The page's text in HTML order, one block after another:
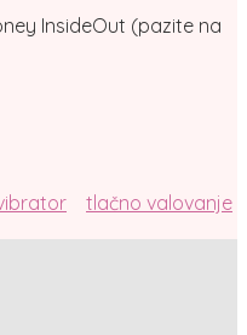
InsideOut (pazite na
tlačno valovanje